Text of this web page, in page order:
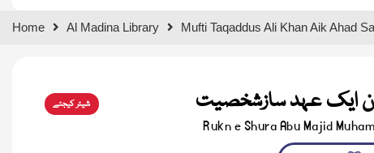
Home Al Madina Library Mufti Taqaddus Ali Khan Aik Ahad
ایک عہد سازشخصیت شیئر کیجئے
Rukn e Shura Abu Majid